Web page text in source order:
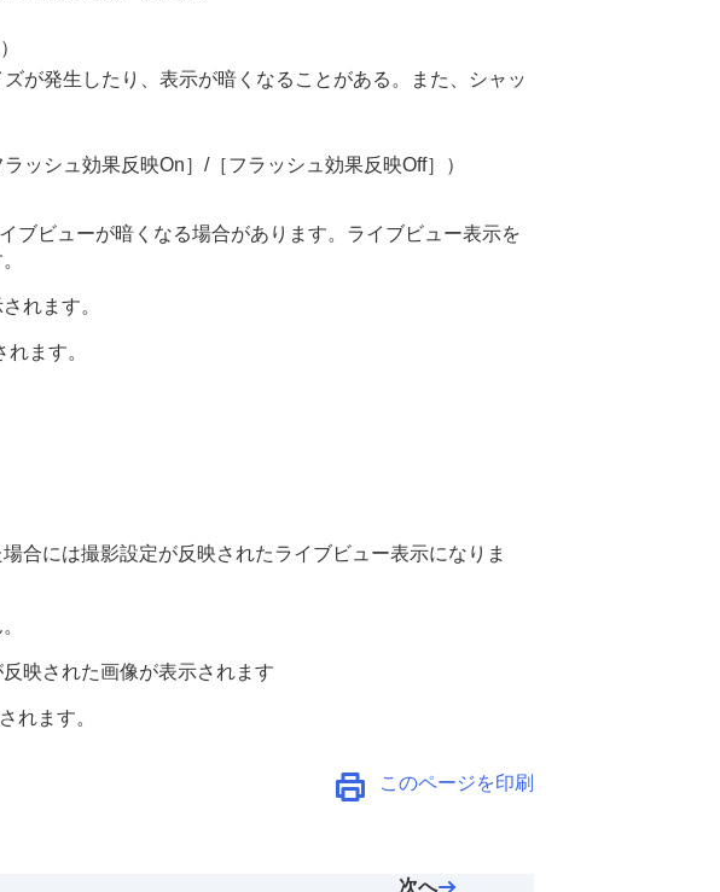
）
が発生したり、表示が暗くなることがある。また、シャッ
ラッシュ効果反映On］ /［フラッシュ効果反映Off］ ）
ブビューが暗くなる場合があります。ライブビュー表示を
れます。
ます。
合には撮影設定が反映されたライブビュー表示になりま
映された画像が表示されます
れます。
このページを印刷
次へ